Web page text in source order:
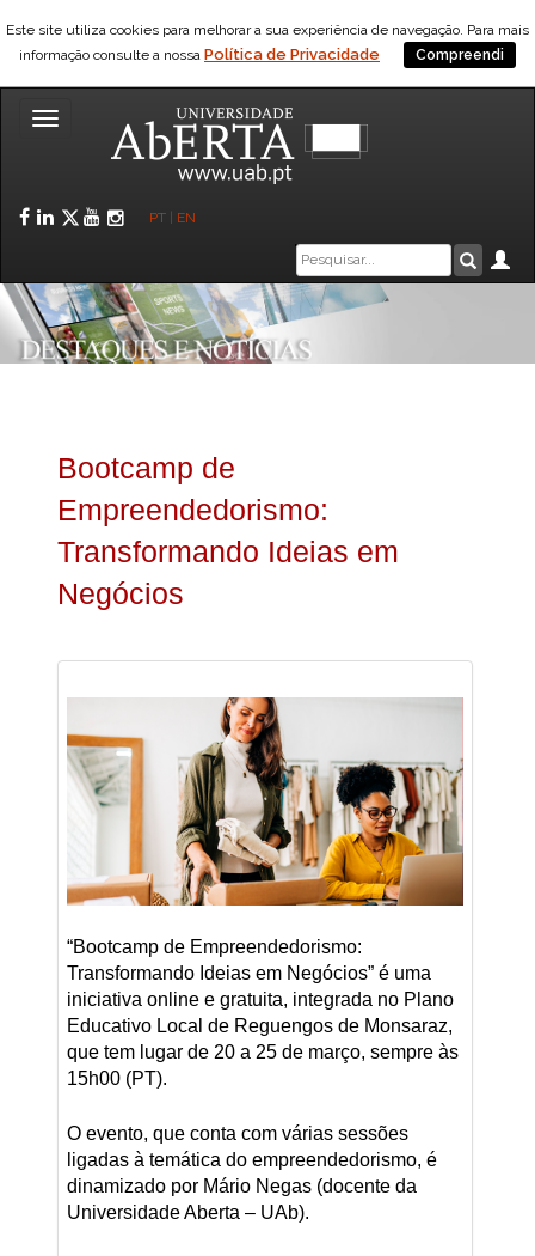
Este site utiliza cookies para melhorar a sua experiência de navegação. Para mais
informação consulte a nossa Política de Privacidade Compreendi
Toggle
Facebook
LinkedIn
Twitter
YouTube
Instagram
PT EN
Caixa
de
pesquisa
Bootcamp de
Empreendedorismo:
Transformando Ideias em
Negócios
“Bootcamp de Empreendedorismo:
Transformando Ideias em Negócios” é uma
iniciativa online e gratuita, integrada no Plano
Educativo Local de Reguengos de Monsaraz,
que tem lugar de 20 a 25 de março, sempre às
15h00 (PT).
O evento, que conta com várias sessões
ligadas à temática do empreendedorismo, é
dinamizado por Mário Negas (docente da
Universidade Aberta – UAb).